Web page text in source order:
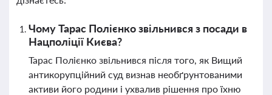
Чому Тарас Полієнко звільнився з посади в
Нацполіції Києва?
Тарас Полієнко звільнився після того, як Вищий
антикорупційний суд визнав необґрунтованими
активи його родини і ухвалив рішення про їхню